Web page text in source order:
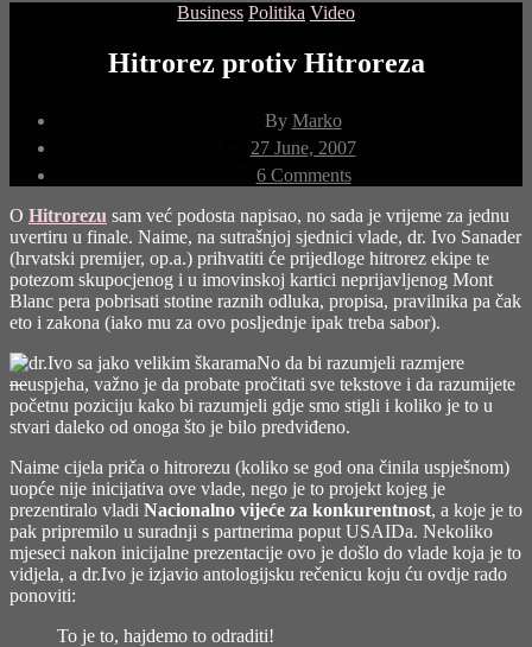
Categories
Business Politika Video
Hitrorez protiv Hitroreza
Post
author
By Marko
Post
date
27 June, 2007
6 Commentson
Hitrorez
protiv
Hitroreza
O Hitrorezu sam već podosta napisao, no sada je vrijeme za jednu
uvertiru u finale. Naime, na sutrašnjoj sjednici vlade, dr. Ivo Sanader
(hrvatski premijer, op.a.) prihvatiti će prijedloge hitrorez ekipe te
potezom skupocjenog i u imovinskoj kartici neprijavljenog Mont
Blanc pera pobrisati stotine raznih odluka, propisa, pravilnika pa čak
eto i zakona (iako mu za ovo posljednje ipak treba sabor).
No da bi razumjeli razmjere
neuspjeha, važno je da probate pročitati sve tekstove i da razumijete
početnu poziciju kako bi razumjeli gdje smo stigli i koliko je to u
stvari daleko od onoga što je bilo predviđeno.
Naime cijela priča o hitrorezu (koliko se god ona činila uspješnom)
uopće nije inicijativa ove vlade, nego je to projekt kojeg je
prezentiralo vladi Nacionalno vijeće za konkurentnost, a koje je to
pak pripremilo u suradnji s partnerima poput USAIDa. Nekoliko
mjeseci nakon inicijalne prezentacije ovo je došlo do vlade koja je to
vidjela, a dr.Ivo je izjavio antologijsku rečenicu koju ću ovdje rado
ponoviti:
To je to, hajdemo to odraditi!